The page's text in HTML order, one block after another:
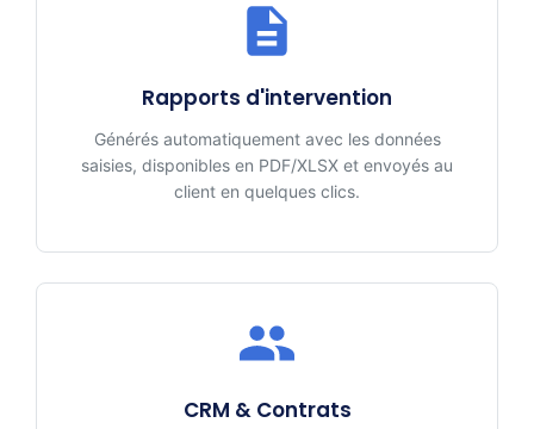
Rapports d'intervention
Générés automatiquement avec les données
saisies, disponibles en PDF/XLSX et envoyés au
client en quelques clics.
CRM & Contrats